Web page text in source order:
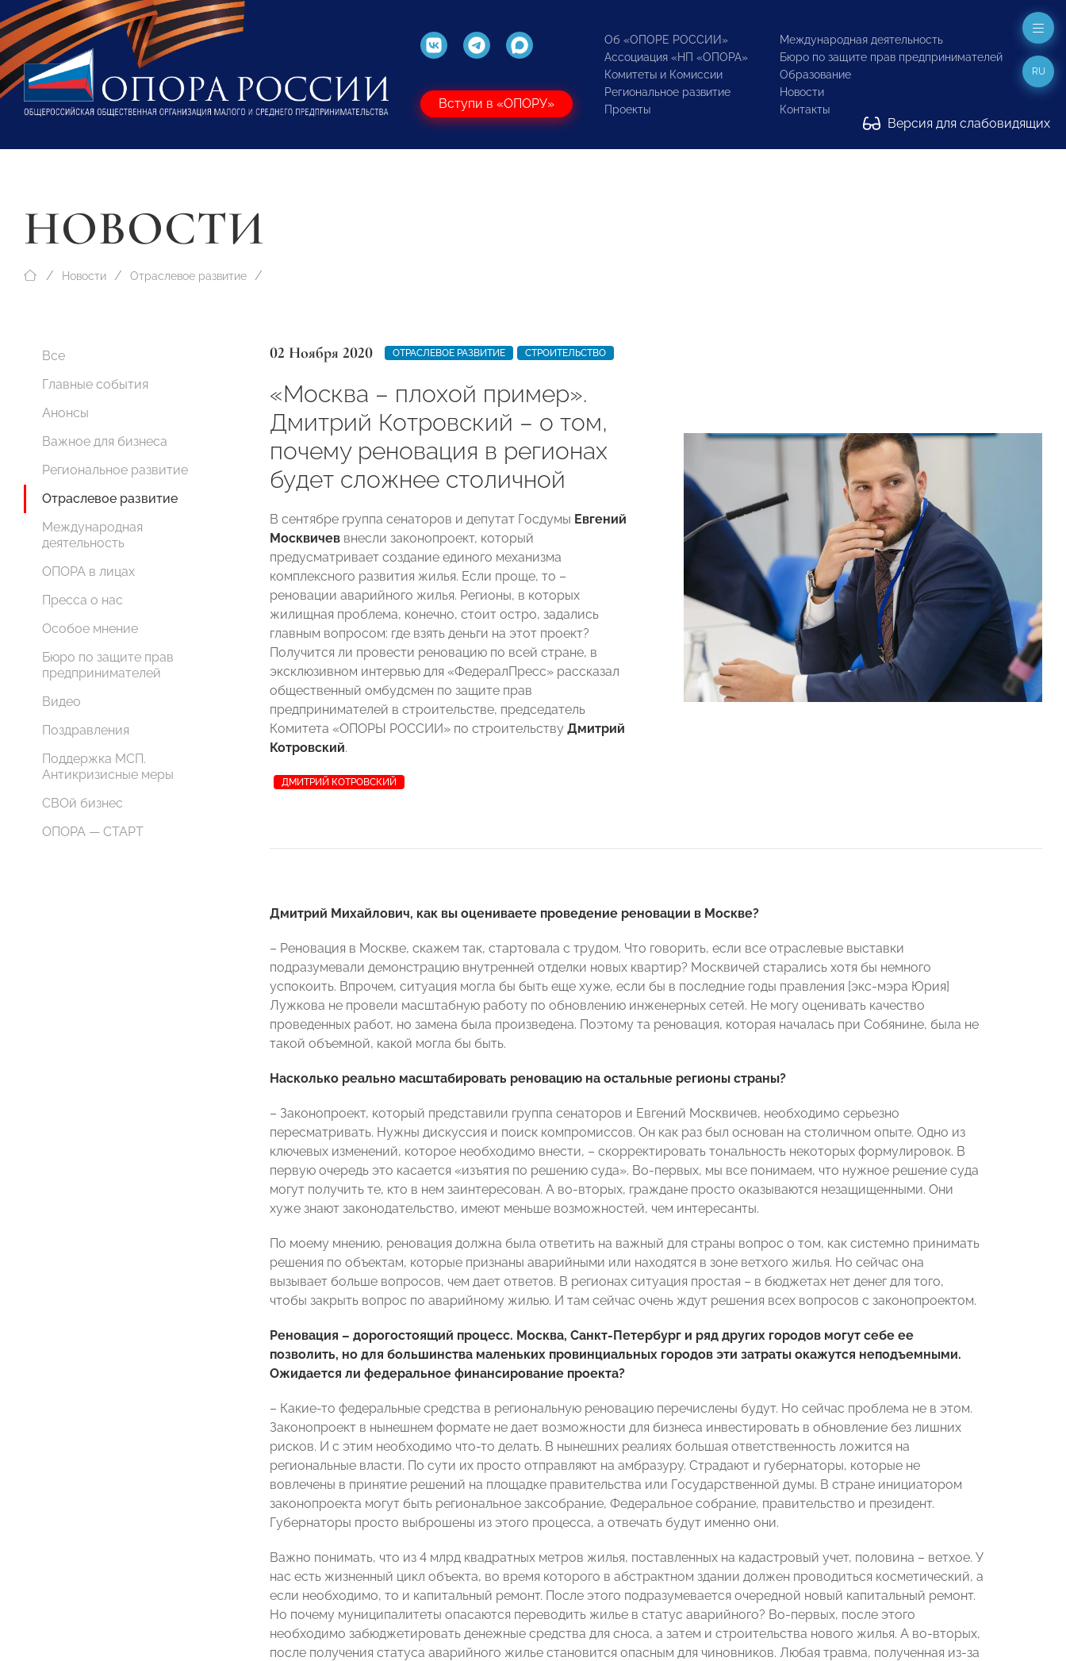
Вступи в «ОПОРУ»
Об «ОПОРЕ РОССИИ»
Ассоциация «НП «ОПОРА»
Комитеты и Комиссии
Региональное развитие
Проекты
Международная деятельность
Бюро по защите прав предпринимателей
Образование
Новости
Контакты
Версия для слабовидящих
RU
НОВОСТИ
Новости Отраслевое развитие
Все
Главные события
Анонсы
Важное для бизнеса
Региональное развитие
Отраслевое развитие
Международная
деятельность
ОПОРА в лицах
Пресса о нас
Особое мнение
Бюро по защите прав
предпринимателей
Видео
Поздравления
Поддержка МСП.
Антикризисные меры
СВОй бизнес
ОПОРА — СТАРТ
02 Ноября 2020 ОТРАСЛЕВОЕ РАЗВИТИЕ СТРОИТЕЛЬСТВО
«Москва – плохой пример».
Дмитрий Котровский – о том,
почему реновация в регионах
будет сложнее столичной
В сентябре группа сенаторов и депутат Госдумы Евгений
Москвичев внесли законопроект, который
предусматривает создание единого механизма
комплексного развития жилья. Если проще, то –
реновации аварийного жилья. Регионы, в которых
жилищная проблема, конечно, стоит остро, задались
главным вопросом: где взять деньги на этот проект?
Получится ли провести реновацию по всей стране, в
эксклюзивном интервью для «ФедералПресс» рассказал
общественный омбудсмен по защите прав
предпринимателей в строительстве, председатель
Комитета «ОПОРЫ РОССИИ» по строительству Дмитрий
Котровский.
ДМИТРИЙ КОТРОВСКИЙ
Дмитрий Михайлович, как вы оцениваете проведение реновации в Москве?
– Реновация в Москве, скажем так, стартовала с трудом. Что говорить, если все отраслевые выставки
подразумевали демонстрацию внутренней отделки новых квартир? Москвичей старались хотя бы немного
успокоить. Впрочем, ситуация могла бы быть еще хуже, если бы в последние годы правления [экс-мэра Юрия]
Лужкова не провели масштабную работу по обновлению инженерных сетей. Не могу оценивать качество
проведенных работ, но замена была произведена. Поэтому та реновация, которая началась при Собянине, была не
такой объемной, какой могла бы быть.
Насколько реально масштабировать реновацию на остальные регионы страны?
– Законопроект, который представили группа сенаторов и Евгений Москвичев, необходимо серьезно
пересматривать. Нужны дискуссия и поиск компромиссов. Он как раз был основан на столичном опыте. Одно из
ключевых изменений, которое необходимо внести, – скорректировать тональность некоторых формулировок. В
первую очередь это касается «изъятия по решению суда». Во-первых, мы все понимаем, что нужное решение суда
могут получить те, кто в нем заинтересован. А во-вторых, граждане просто оказываются незащищенными. Они
хуже знают законодательство, имеют меньше возможностей, чем интересанты.
По моему мнению, реновация должна была ответить на важный для страны вопрос о том, как системно принимать
решения по объектам, которые признаны аварийными или находятся в зоне ветхого жилья. Но сейчас она
вызывает больше вопросов, чем дает ответов. В регионах ситуация простая – в бюджетах нет денег для того,
чтобы закрыть вопрос по аварийному жилью. И там сейчас очень ждут решения всех вопросов с законопроектом.
Реновация – дорогостоящий процесс. Москва, Санкт-Петербург и ряд других городов могут себе ее
позволить, но для большинства маленьких провинциальных городов эти затраты окажутся неподъемными.
Ожидается ли федеральное финансирование проекта?
– Какие-то федеральные средства в региональную реновацию перечислены будут. Но сейчас проблема не в этом.
Законопроект в нынешнем формате не дает возможности для бизнеса инвестировать в обновление без лишних
рисков. И с этим необходимо что-то делать. В нынешних реалиях большая ответственность ложится на
региональные власти. По сути их просто отправляют на амбразуру. Страдают и губернаторы, которые не
вовлечены в принятие решений на площадке правительства или Государственной думы. В стране инициатором
законопроекта могут быть региональное заксобрание, Федеральное собрание, правительство и президент.
Губернаторы просто выброшены из этого процесса, а отвечать будут именно они.
Важно понимать, что из 4 млрд квадратных метров жилья, поставленных на кадастровый учет, половина – ветхое. У
нас есть жизненный цикл объекта, во время которого в абстрактном здании должен проводиться косметический, а
если необходимо, то и капитальный ремонт. После этого подразумевается очередной новый капитальный ремонт.
Но почему муниципалитеты опасаются переводить жилье в статус аварийного? Во-первых, после этого
необходимо забюджетировать денежные средства для сноса, а затем и строительства нового жилья. А во-вторых,
после получения статуса аварийного жилье становится опасным для чиновников. Любая травма, полученная из-за